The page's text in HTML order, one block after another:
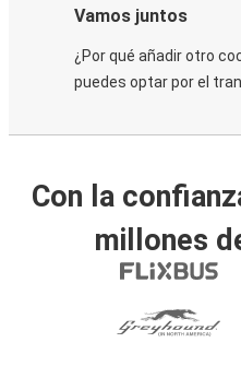
Vamos juntos
¿Por qué añadir otro
puedes optar por el
Con la
millones